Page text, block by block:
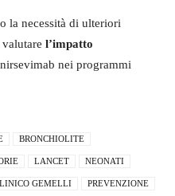
la necessità di ulteriori
l’impatto
nei programmi
BRONCHIOLITE
LANCET NEONATI
GEMELLI PREVENZIONE